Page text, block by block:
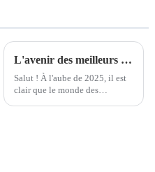
L'avenir des meilleurs dispositifs jetables en 2025 : tendances et guide ultimes pour les acheteurs internationaux
Salut ! À l'aube de 2025, il est
clair que le monde des